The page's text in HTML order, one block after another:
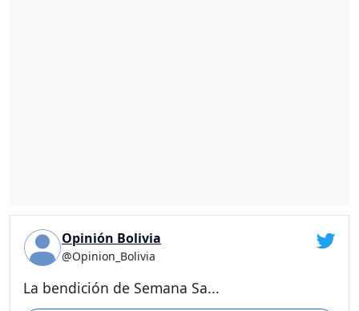
Opinión Bolivia
@Opinion_Bolivia
La bendición de Semana Sa...